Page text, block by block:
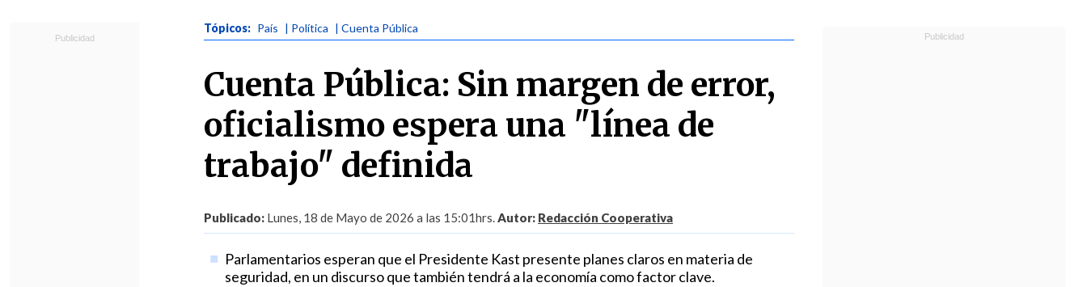
Tópicos: País | Política | Cuenta Pública
Cuenta Pública: Sin margen de error,
oficialismo espera una "línea de
trabajo" definida
Publicado: Lunes, 18 de Mayo de 2026 a las 15:01hrs.Autor: Redacción Cooperativa
Parlamentarios esperan que el Presidente Kast presente planes claros en materia de
seguridad, en un discurso que también tendrá a la economía como factor clave.